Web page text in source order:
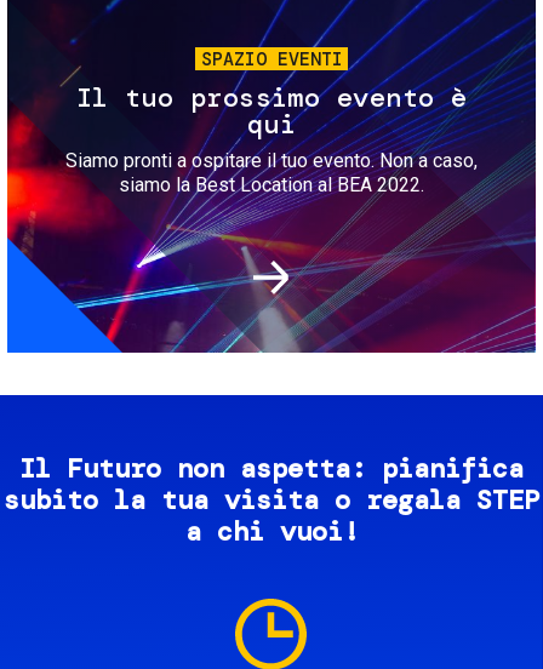
SPAZIO EVENTI
Il tuo prossimo evento è
qui
Siamo pronti a ospitare il tuo evento. Non a caso,
siamo la Best Location al BEA 2022.
Il Futuro non aspetta: pianifica
subito la tua visita o regala STEP
a chi vuoi!